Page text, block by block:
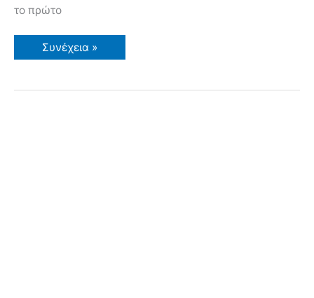
το πρώτο
Μπάμιες
–
Συνταγή
Συνέχεια »